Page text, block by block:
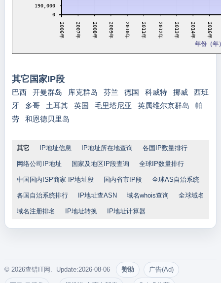
0
190,000
2006年 2007年 2008年 2009年 2010年 2011年 2012年 2013年 2014年 2016年
年份（年
其它国家IP段
巴西 开曼群岛 库克群岛 芬兰 德国 科威特 挪威
西班
牙
多哥 土耳其 英国 毛里塔尼亚 英属维尔京群岛
帕
劳
和恩德贝里岛
其它 IP地址信息 IP地址所在地查询 各国IP数量排行
网络公司IP地址 国家及地区IP段查询 全球IP数量排行
中国国内ISP商家 IP地址段 国内省市IP段 全球AS自治系统
各国自治系统排行 IP地址查ASN 域名whois查询 全球域名
域名注册排名 IP地址转换 IP地址计算器
© 2026查错IT网. Update:2026-08-06 赞助 广告(Ad)